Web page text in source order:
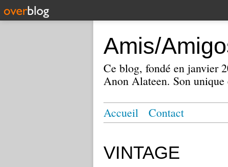
Amis/
Ce blog, fondé en janvier
Anon Alateen. Son
Accueil Contact
VINTAGE